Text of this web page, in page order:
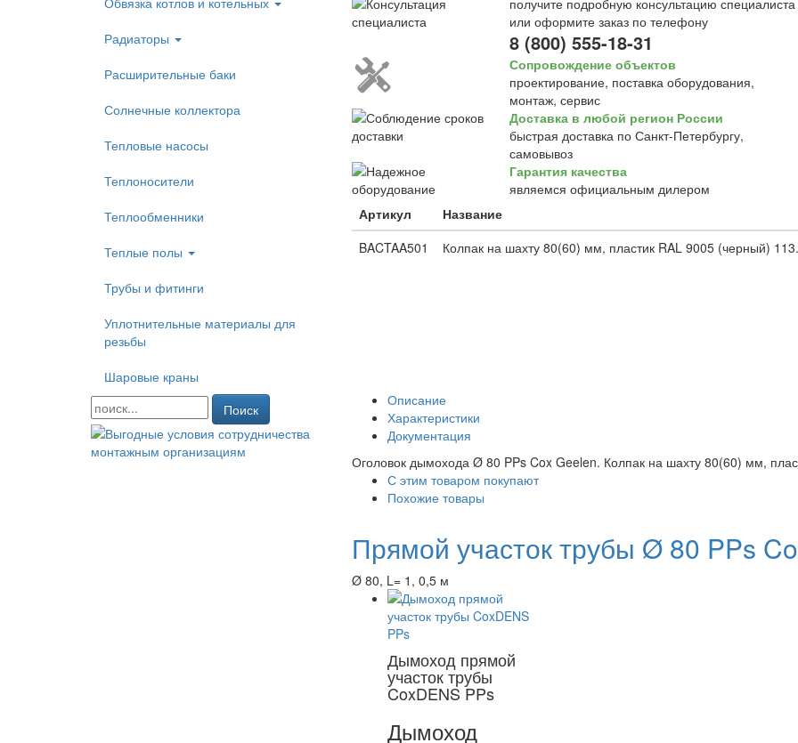
Радиаторы
Расширительные баки
Солнечные коллектора
Тепловые насосы
Теплоносители
Теплообменники
Теплые полы
Трубы и фитинги
Уплотнительные материалы для
резьбы
Шаровые краны
Поиск
получите подробную консультацию специалиста
или оформите заказ по телефону
8 (800) 555-18-31
Сопровождение объектов
проектирование, поставка оборудования,
монтаж, сервис
Доставка в любой регион России
быстрая доставка по Санкт-Петербургу,
самовывоз
Гарантия качества
являемся официальным дилером
Артикул
Название
BACTAA501
Колпак на шахту 80(60) мм, пластик RAL 9005 (черный)
Описание
Характеристики
Документация
Оголовок дымохода Ø 80 PPs Cox Geelen. Колпак на шахту 80(60) мм,
С этим товаром покупают
Похожие товары
Прямой участок трубы Ø 80 PPs
Ø 80, L= 1, 0,5 м
Дымоход прямой
участок трубы
CoxDENS PPs
Дымоход